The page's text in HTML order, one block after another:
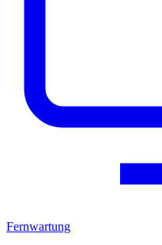
Fernwartung